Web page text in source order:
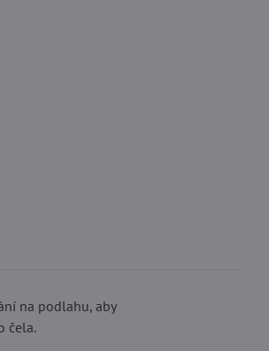
na podlahu, aby
čela.